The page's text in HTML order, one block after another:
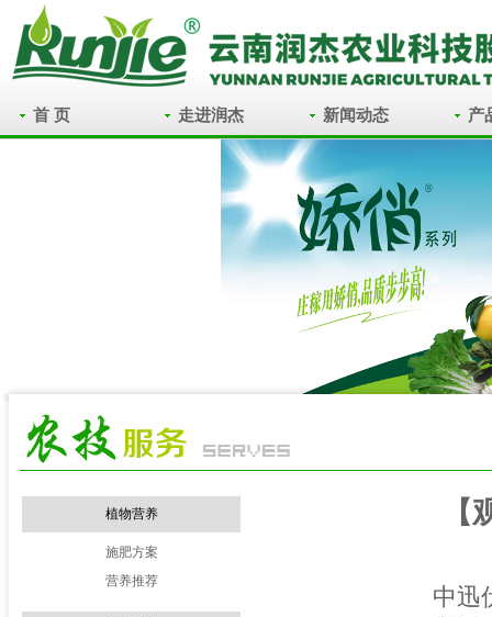
首 页 走进润杰 新闻动态 产
植物营养
施肥方案
营养推荐
中迅伏线宝